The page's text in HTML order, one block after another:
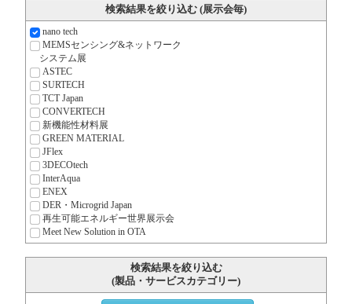
検索結果を絞り込む (展示会毎)
nano tech
MEMSセンシング&ネットワーク
システム展
ASTEC
SURTECH
TCT Japan
CONVERTECH
新機能性材料展
GREEN MATERIAL
JFlex
3DECOtech
InterAqua
ENEX
DER・Microgrid Japan
再生可能エネルギー世界展示会
Meet New Solution in OTA
検索結果を絞り込む
(製品・サービスカテゴリー)